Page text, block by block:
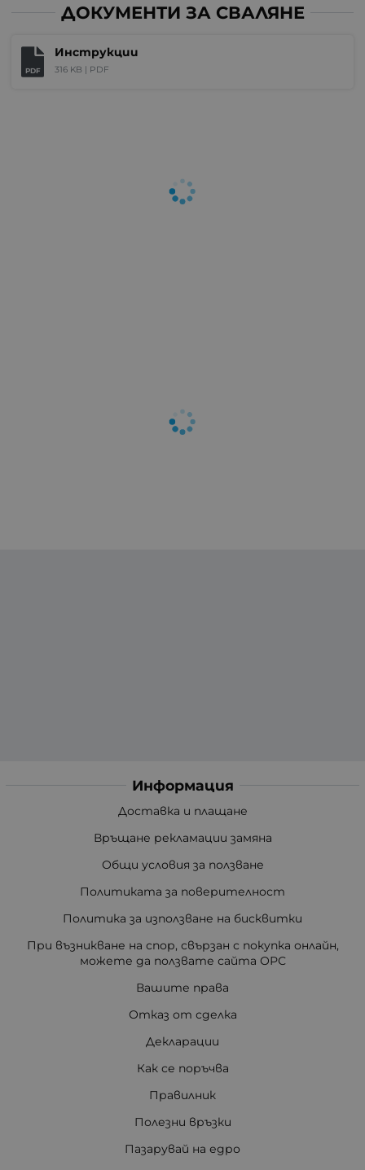
ДОКУМЕНТИ ЗА СВАЛЯНЕ
PDF
Инструкции
316 KB | PDF
Информация
Доставка и плащане
Връщане рекламации замяна
Общи условия за ползване
Политиката за поверителност
Политика за използване на бисквитки
При възникване на спор, свързан с покупка онлайн,
можете да ползвате сайта ОРС
Вашите права
Отказ от сделка
Декларации
Как се поръчва
Правилник
Полезни връзки
Пазарувай на едро